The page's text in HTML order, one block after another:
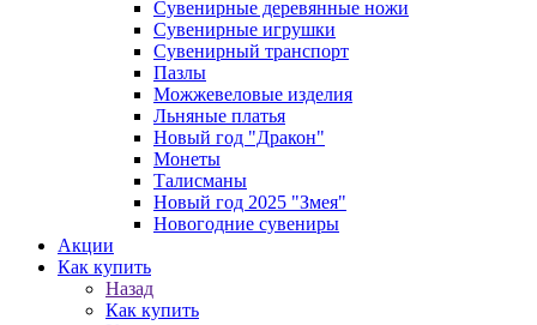
Сувенирные деревянные ножи
Сувенирные игрушки
Сувенирный транспорт
Пазлы
Можжевеловые изделия
Льняные платья
Новый год "Дракон"
Монеты
Талисманы
Новый год 2025 "Змея"
Новогодние сувениры
Акции
Как купить
Назад
Как купить